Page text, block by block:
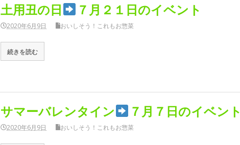
土用丑の日 ７月２１日のイベント
2020年6月9日 おいしそう！これもお惣菜
続きを読む
サマーバレンタイン ７月７日のイベント
2020年6月9日 おいしそう！これもお惣菜